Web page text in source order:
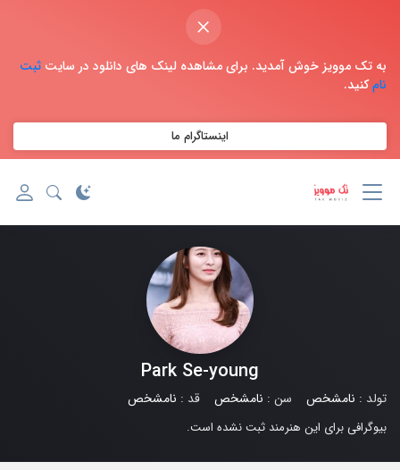
×
به تک موویز خوش آمدید. برای مشاهده لینک های دانلود در سایت ثبت
نامکنید.
اینستاگرام ما
Park Se-young
تولد : نامشخص سن : نامشخص قد : نامشخص
بیوگرافی برای این هنرمند ثبت نشده است.